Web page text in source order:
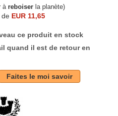
à reboiser la planète)
de EUR 11,65
ce produit en stock
quand il est de retour en
Faites le moi savoir